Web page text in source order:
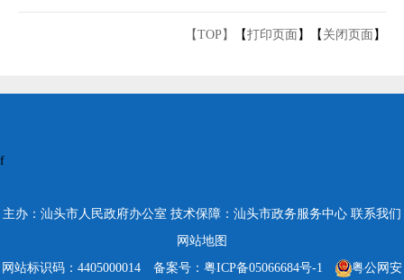
【TOP】 【打印页面】【 关闭页面】
主办：汕头市人民政府办公室 技术保障：汕头市政务服务中心 联系我们
网站地图
网站标识码：4405000014
备案号：粤ICP备05066684号-1 粤公网安
f